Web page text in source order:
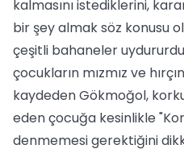
kalmasını istediklerini,
bir şey almak söz konusu
çeşitli bahaneler
çocukların mızmız ve
kaydeden Gökmoğol,
eden çocuğa kesinlikle
denmemesi gerektiğini